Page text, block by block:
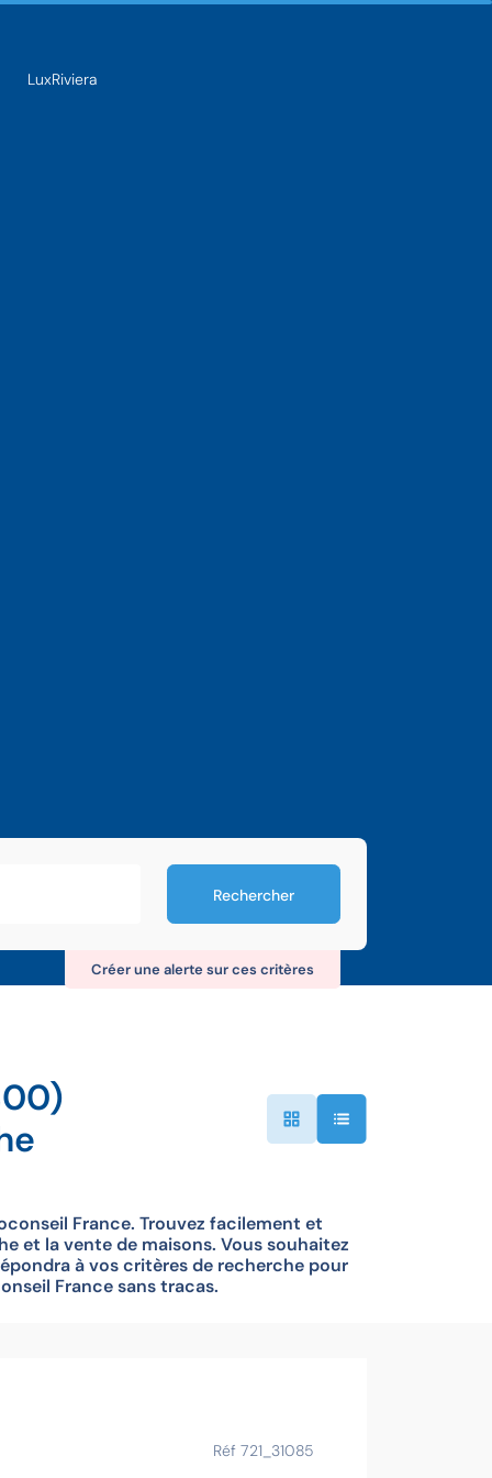
LuxRiviera
Rechercher
Créer une alerte sur ces critères
France. Trouvez facilement et
et la vente de maisons. Vous souhaitez
à vos critères de recherche pour
France sans tracas.
Réf 721_31085